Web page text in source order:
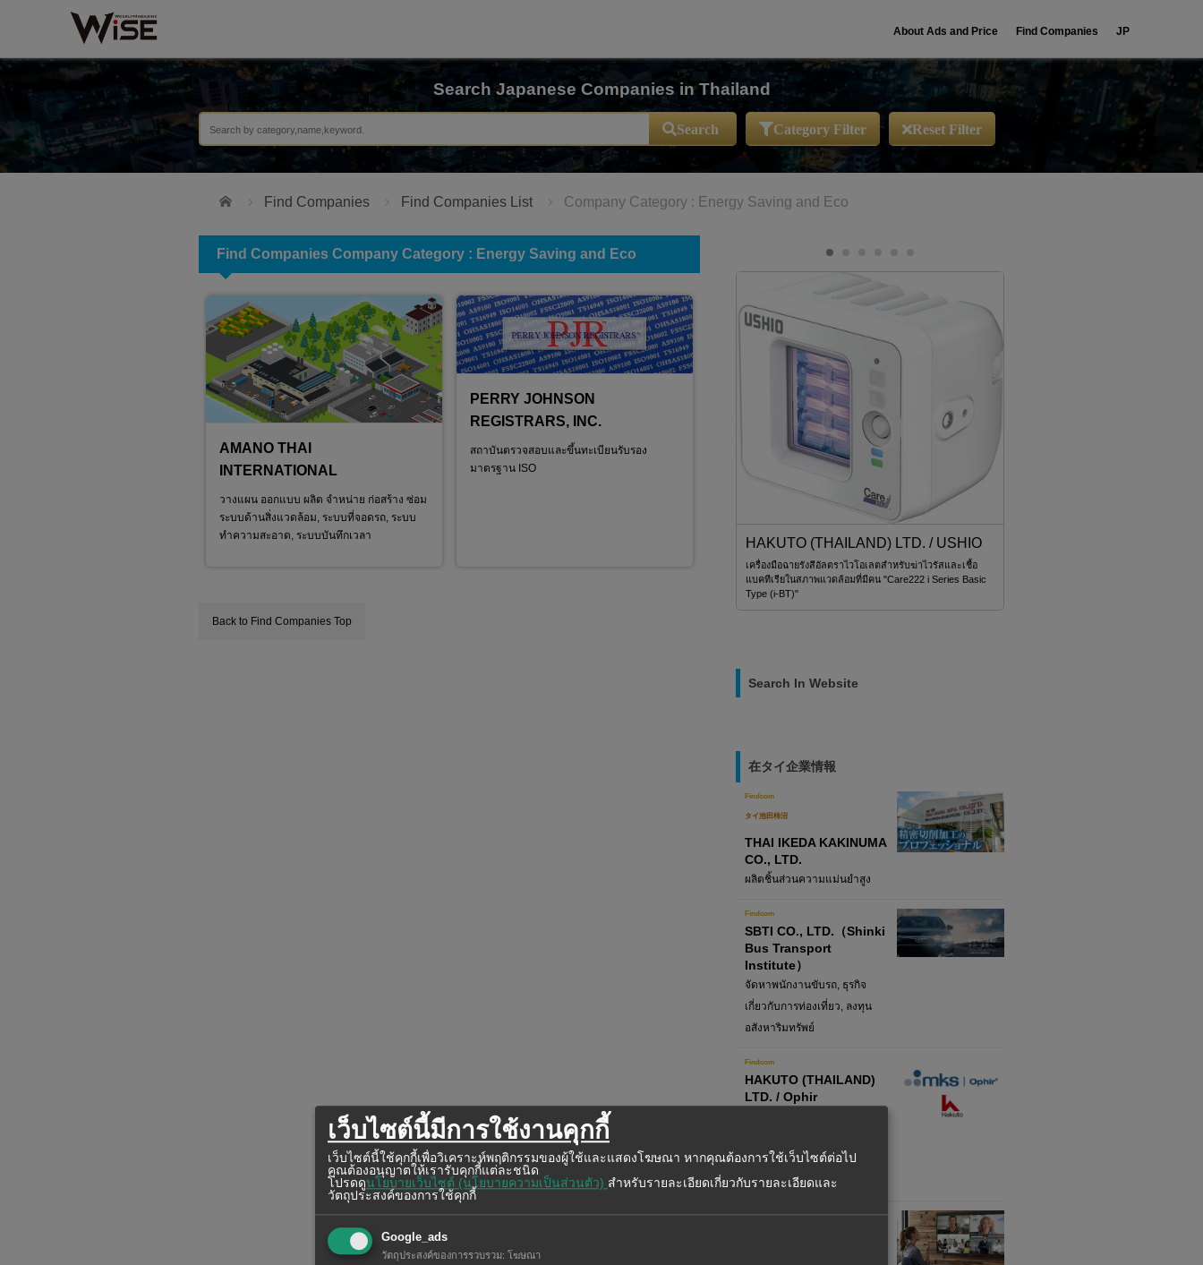
About Ads and Price Find Companies JP
Search Japanese Companies in Thailand
Search Category Filter Reset Filter
Home Find Companies Find Companies List Company Category : Energy Saving and Eco
Find Companies Company Category : Energy Saving and Eco
AMANO THAI
INTERNATIONAL
วางแผน ออกแบบ ผลิต จำหน่าย ก่อสร้าง ซ่อม
ระบบด้านสิ่งแวดล้อม, ระบบที่จอดรถ, ระบบ
ทำความสะอาด, ระบบบันทึกเวลา
PERRY JOHNSON
REGISTRARS, INC.
สถาบันตรวจสอบและขึ้นทะเบียนรับรอง
มาตรฐาน ISO
Back to Find Companies Top
PERRY JOHNSON REGISTRARS,
INC.
สถาบันตรวจสอบและขึ้นทะเบียนรับรองมาตรฐาน ISO
THAI IKEDA KAKINUMA CO., LTD.
ผลิตชิ้นส่วนความแม่นยำสูง
Search In Website
在タイ企業情報
Findcom
タイ池田柿沼
THAI IKEDA KAKINUMA
CO., LTD.
ผลิตชิ้นส่วนความแม่นยำสูง
Findcom
SBTI CO., LTD.（Shinki
Bus Transport
Institute）
จัดหาพนักงานขับรถ, ธุรกิจ
เกี่ยวกับการท่องเที่ยว, ลงทุน
อสังหาริมทรัพย์
Findcom
HAKUTO (THAILAND)
LTD. / Ophir
อิเล็กทรอนิกส์และอุปกรณ์ไฟฟ้า
หลากหลายชนิด
Findcom
เว็บไซต์นี้มีการใช้งานคุกกี้
เว็บไซต์นี้ใช้คุกกี้เพื่อวิเคราะห์พฤติกรรมของผู้ใช้และแสดงโฆษณา หากคุณต้องการใช้เว็บไซต์ต่อไป
คุณต้องอนุญาตให้เรารับคุกกี้แต่ละชนิด
โปรดดูนโยบายเว็บไซต์ (นโยบายความเป็นส่วนตัว) สำหรับรายละเอียดเกี่ยวกับรายละเอียดและ
วัตถุประสงค์ของการใช้คุกกี้
Google_ads
วัตถุประสงค์ของการรวบรวม: โฆษณา